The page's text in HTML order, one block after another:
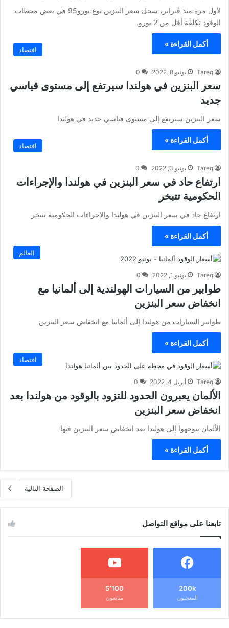
لأول مرة منذ فبراير، سجل سعر البنزين نوع يورو95 في بعض محطات
الوقود تكلفة أقل من 2 يورو.
أكمل القراءة »
اقتصاد
Tareq يونيو 8, 2022 0
سعر البنزين في هولندا سيرتفع إلى مستوى قياسي
جديد
سعر البنزين سيرتفع إلى مستوى قياسي جديد في هولندا
أكمل القراءة »
اقتصاد
Tareq يونيو 3, 2022 0
ارتفاع حاد في سعر البنزين في هولندا والإجراءات
الحكومية تتبخر
ارتفاع حاد في سعر البنزين في هولندا والإجراءات الحكومية تتبخر
أكمل القراءة »
العالم
Tareq يونيو 1, 2022 0
طوابير من السيارات الهولندية إلى ألمانيا مع
انخفاض سعر البنزين
طوابير السيارات من هولندا إلى ألمانيا مع انخفاض سعر البنزين
أكمل القراءة »
اقتصاد
Tareq أبريل 4, 2022 0
الألمان يعبرون الحدود للتزود بالوقود من هولندا بعد
انخفاض سعر البنزين
الألمان يتوجهوا إلى هولندا بعد انخفاض سعر البنزين فيها
أكمل القراءة »
الصفحة التالية
تابعنا على مواقع التواصل
200k
المعجبون
5٬100
متابعون